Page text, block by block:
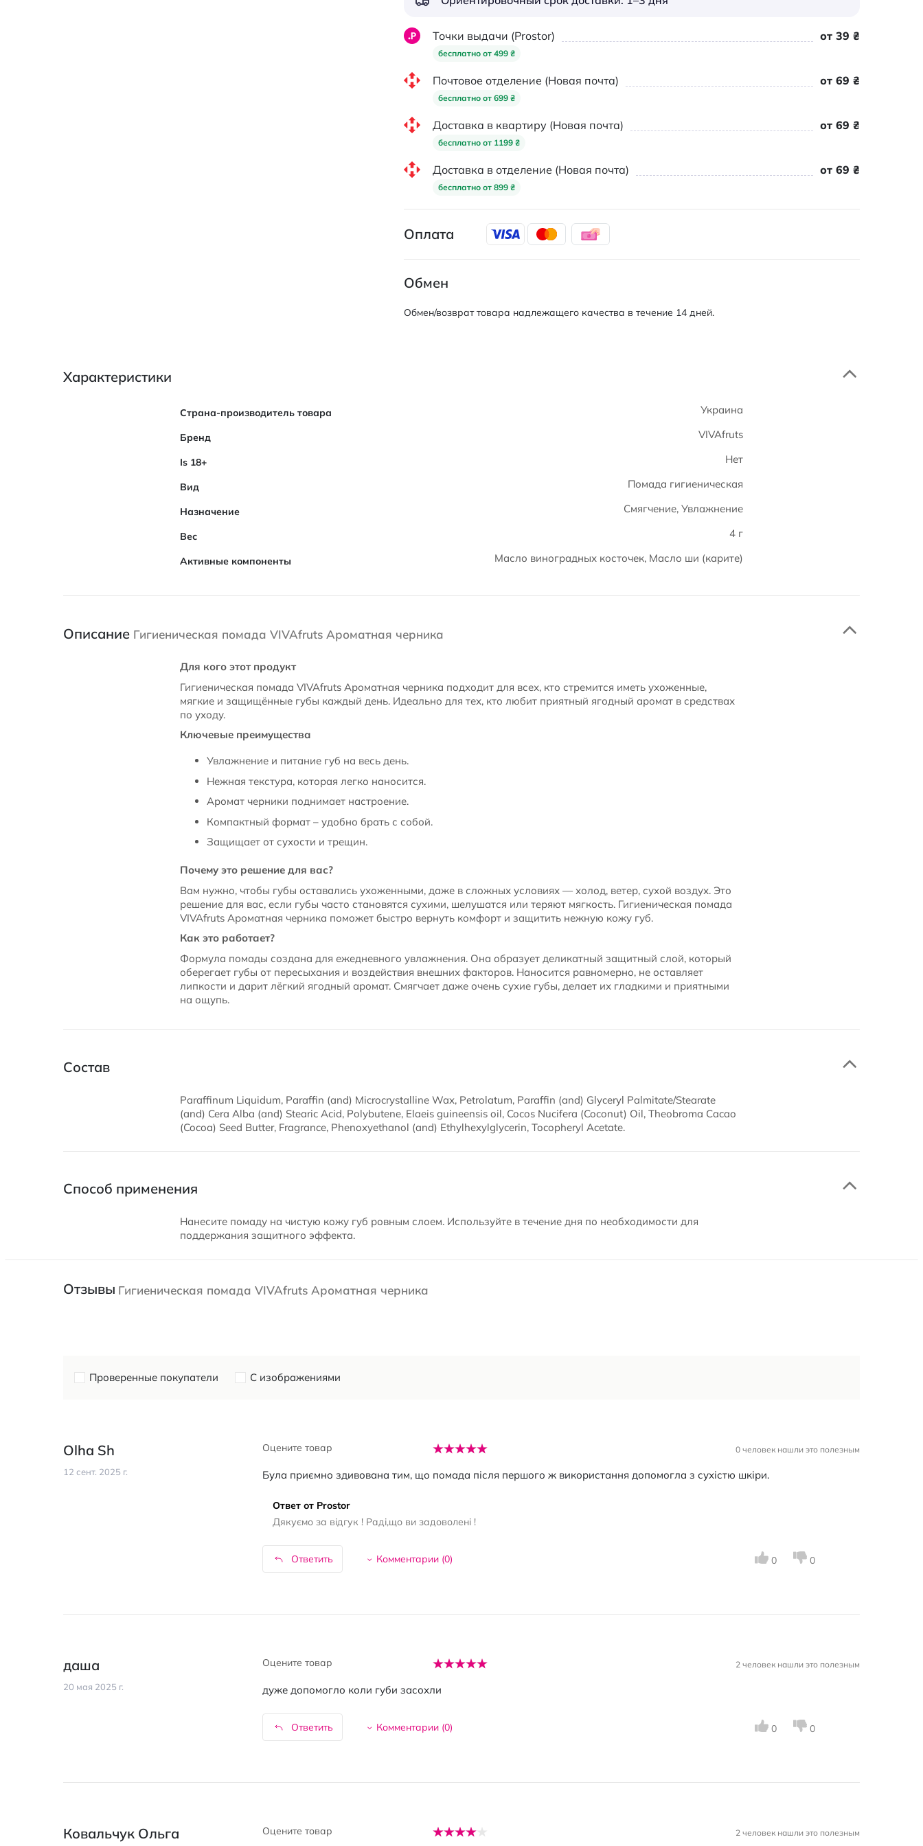
Точки выдачи (Prostor)
бесплатно от 499 ₴
от 39 ₴
Почтовое отделение (Новая почта)
бесплатно от 699 ₴
от 69 ₴
Доставка в квартиру (Новая почта)
бесплатно от 1199 ₴
от 69 ₴
Доставка в отделение (Новая почта)
бесплатно от 899 ₴
от 69 ₴
Оплата
Обмен
Обмен/возврат товара надлежащего качества в течение 14 дней.
Характеристики
Характеристики
Страна-производитель товара Украина
Бренд VIVAfruts
Is 18+ Нет
Вид Помада гигиеническая
Назначение Смягчение, Увлажнение
Вес 4 г
Активные компоненты Масло виноградных косточек, Масло ши (карите)
Описание Гигиеническая помада VIVAfruts Ароматная черника
Для кого этот продукт
Гигиеническая помада VIVAfruts Ароматная черника подходит для всех, кто стремится иметь ухоженные,
мягкие и защищённые губы каждый день. Идеально для тех, кто любит приятный ягодный аромат в средствах
по уходу.
Ключевые преимущества
Увлажнение и питание губ на весь день.
Нежная текстура, которая легко наносится.
Аромат черники поднимает настроение.
Компактный формат – удобно брать с собой.
Защищает от сухости и трещин.
Почему это решение для вас?
Вам нужно, чтобы губы оставались ухоженными, даже в сложных условиях — холод, ветер, сухой воздух. Это
решение для вас, если губы часто становятся сухими, шелушатся или теряют мягкость. Гигиеническая помада
VIVAfruts Ароматная черника поможет быстро вернуть комфорт и защитить нежную кожу губ.
Как это работает?
Формула помады создана для ежедневного увлажнения. Она образует деликатный защитный слой, который
оберегает губы от пересыхания и воздействия внешних факторов. Наносится равномерно, не оставляет
липкости и дарит лёгкий ягодный аромат. Смягчает даже очень сухие губы, делает их гладкими и приятными
на ощупь.
Состав
Paraffinum Liquidum, Paraffin (and) Microcrystalline Wax, Petrolatum, Paraffin (and) Glyceryl Palmitate/Stearate
(and) Cera Alba (and) Stearic Acid, Polybutene, Elaeis guineensis oil, Cocos Nucifera (Coconut) Oil, Theobroma Cacao
(Cocoa) Seed Butter, Fragrance, Phenoxyethanol (and) Ethylhexylglycerin, Tocopheryl Acetate.
Способ применения
Нанесите помаду на чистую кожу губ ровным слоем. Используйте в течение дня по необходимости для
поддержания защитного эффекта.
Отзывы Гигиеническая помада VIVAfruts Ароматная черника
Проверенные покупатели С изображениями
Olha Sh
12 сент. 2025 г.
0 человек нашли это полезным
Оцените товар
Була приємно здивована тим, що помада після першого ж використання допомогла з сухістю шкіри.
Ответ от Prostor
Дякуємо за відгук ! Раді,що ви задоволені !
Ответить Комментарии (0) 0 0
даша
20 мая 2025 г.
2 человек нашли это полезным
Оцените товар
дуже допомогло коли губи засохли
Ответить Комментарии (0) 0 0
Ковальчук Ольга 2 человек нашли это полезным
Оцените товар